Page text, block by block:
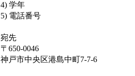
4) 学年
5) 電話番号
宛先
〒650-0046
神戸市中央区港島中町7-7-6